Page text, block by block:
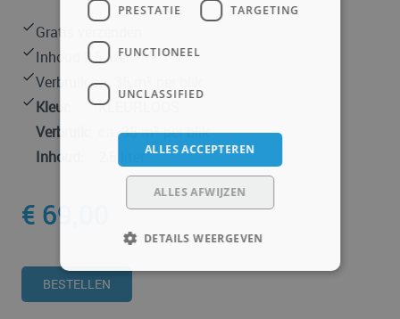
Gratis verzenden
Inhoud 2,5 liter
Verbruik ca. 35 m² per blik
Kleur:
KLEURLOOS
Verbruik:
ca. 35 m² per blik
Inhoud:
€ 69,00
BESTELLEN
PRESTATIE TARGETING
FUNCTIONEEL
UNCLASSIFIED
ALLES ACCEPTEREN
ALLES AFWIJZEN
DETAILS WEERGEVEN